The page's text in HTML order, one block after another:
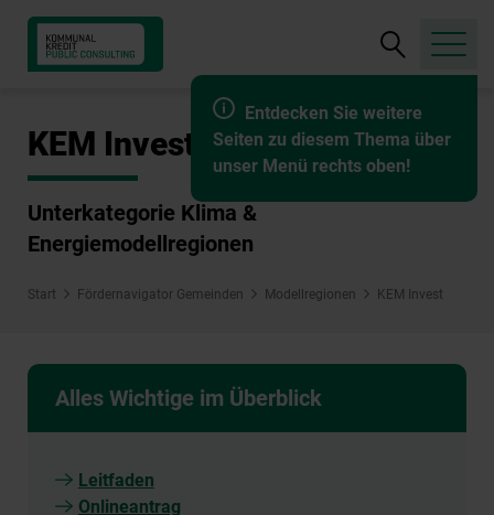
Entdecken Sie weitere
Seiten zu diesem Thema über
unser Menü rechts oben!
Suche
öffnen
KEM Invest
Unterkategorie Klima &
Energiemodellregionen
Start Fördernavigator Gemeinden Modellregionen KEM Invest
Alles Wichtige im Überblick
Leitfaden
Onlineantrag